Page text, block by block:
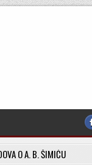
O A. B. ŠIMIĆU